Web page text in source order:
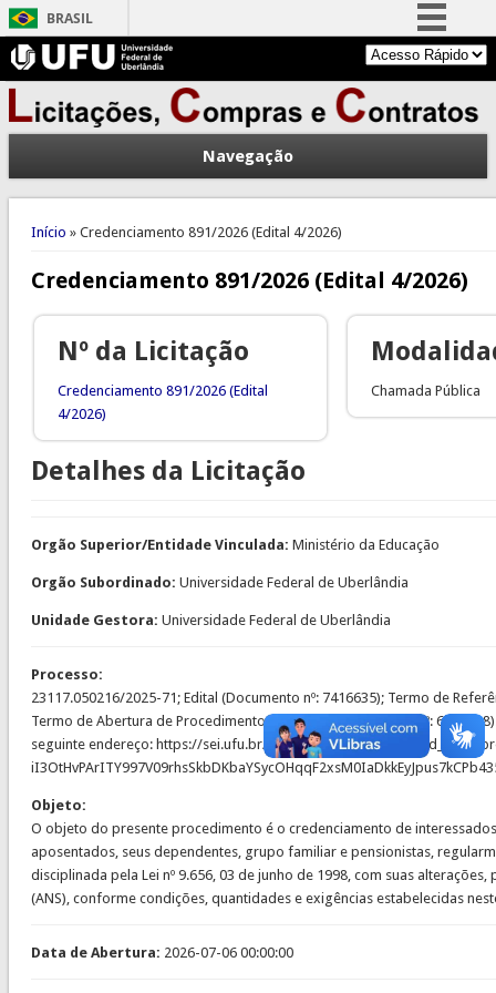
BRASIL
Simplifique!
Comunica BR
Participe
Acesso à informação
Legislação
Canais
Navegação
Você está aqui
Início » Credenciamento 891/2026 (Edital 4/2026)
Credenciamento 891/2026 (Edital 4/2026)
Nº da Licitação
Credenciamento 891/2026 (Edital
4/2026)
Chamada Pública
Detalhes da Licitação
Orgão Superior/Entidade Vinculada: Ministério da Educação
Orgão Subordinado: Universidade Federal de Uberlândia
Unidade Gestora: Universidade Federal de Uberlândia
Processo:
23117.050216/2025-71; Edital (Documento nº: 7416635); Termo de
Termo de Abertura de Procedimento Licitatório (Documento nº:
seguinte endereço: https://sei.ufu.br/sei/modulos/pesquisa/
Objeto:
O objeto do presente procedimento é o credenciamento de
aposentados, seus dependentes, grupo familiar e pensionistas,
disciplinada pela Lei nº 9.656, 03 de junho de 1998, com suas
(ANS), conforme condições, quantidades e exigências estabelecidas
Data de Abertura: 2026-07-06 00:00:00